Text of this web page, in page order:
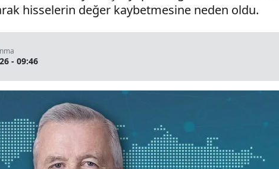
hisselerin değer kaybetmesine neden oldu.
- 09:46